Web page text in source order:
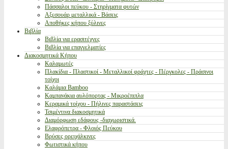
Πάσσαλοι πεύκου - Στηρίγματα φυτών
Αξεσουάρ μεταλλικά - Βάσεις
Αποθήκες κήπου ξύλινες
Βιβλία
Βιβλία για ερασιτέχνες
Βιβλία για επαγγελματίες
Διακοσμητικά Κήπου
Καλαμωτές
Πλακίδια - Πλαστικοί - Μεταλλικοί φράχτες - Πέργκολες - Πράσινοι
τοίχοι
Καλάμια Bamboo
Καμπανάκια αυλόπορτας - Μικροέπιπλα
Κεραμικά τοίχου - Πήλινες παραστάσεις
Τσιμέντινα διακοσμητικά
Διαμόρφωση εδάφους -διαχωριστικά.
Ελαφρόπετρα - Φλοιός Πεύκου
Βρύσες ορειχάλκινες
Φωτιστικά κήπου